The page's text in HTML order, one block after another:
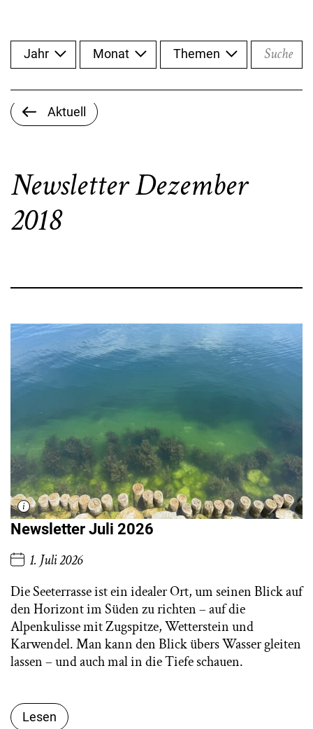
Aktuell
Newsletter Dezember
2018
Jahr Monat Themen Suche
Newsletter Juli 2026
1. Juli 2026
Die Seeterrasse ist ein idealer Ort, um seinen Blick auf
den Horizont im Süden zu richten – auf die
Alpenkulisse mit Zugspitze, Wetterstein und
Karwendel. Man kann den Blick übers Wasser gleiten
lassen – und auch mal in die Tiefe schauen.
Lesen